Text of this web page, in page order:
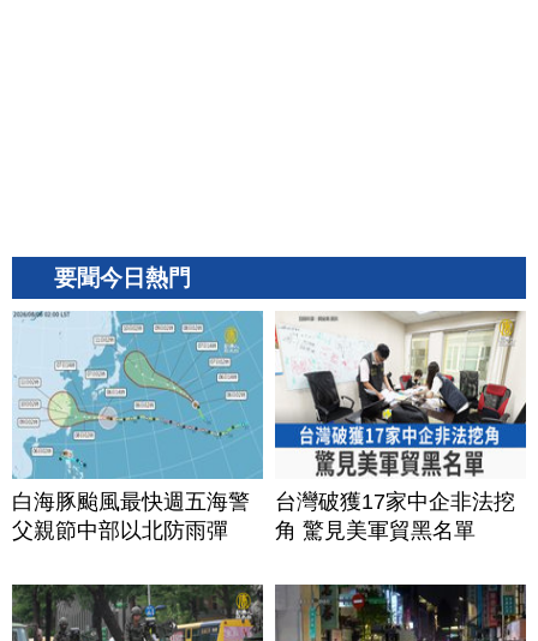
要聞今日熱門
白海豚颱風最快週五海警
父親節中部以北防雨彈
台灣破獲17家中企非法挖
角 驚見美軍貿黑名單